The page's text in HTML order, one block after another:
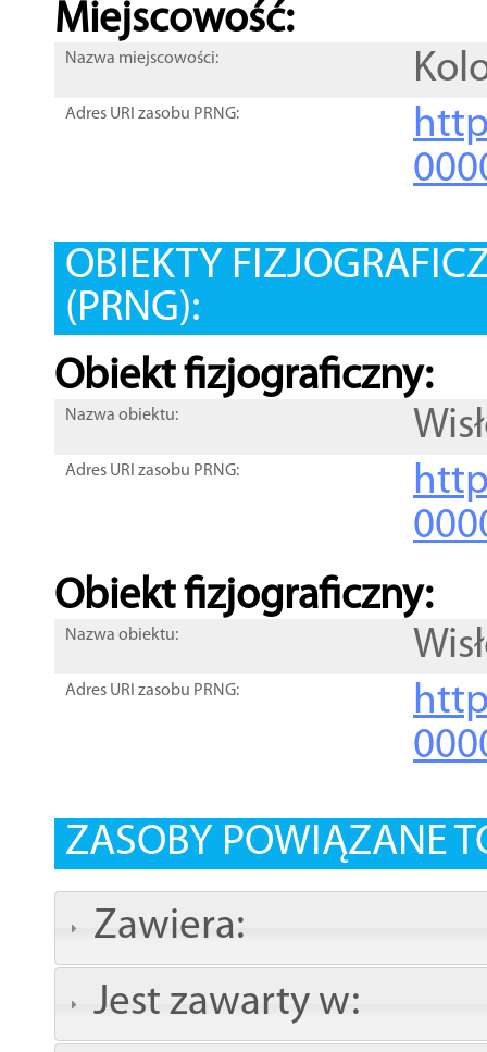
Miejscowość:
Nazwa miejscowości:
Adres URI zasobu PRNG:
OBIEKTY
(PRNG):
Obiekt fizjograficzny:
Nazwa obiektu:
Adres URI zasobu PRNG:
Obiekt fizjograficzny:
Nazwa obiektu:
Adres URI zasobu PRNG:
ZASOBY POWIĄZANE
Zawiera:
Jest zawarty w: